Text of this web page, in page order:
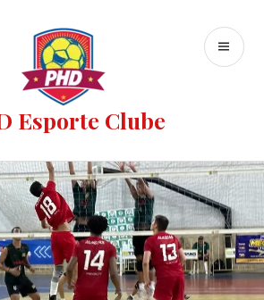
Esporte Clube